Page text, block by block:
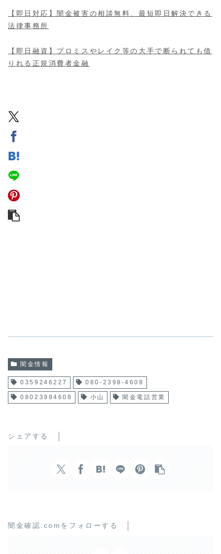
【即日対応】闇金被害の相談無料、最短即日解決できる
法律事務所
【即日融資】プロミスやレイク等の大手で断られても借
りれる正規消費者金融
闇金情報
0359246227 080-2398-4608
08023984608 小山 闇金電話営業
シェアする
闇金確認.comをフォローする